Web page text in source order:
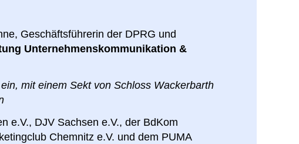
Geschäftsführerin der DPRG und
Unternehmenskommunikation &
mit einem Sekt von Schloss Wackerbarth
e.V., DJV Sachsen e.V., der BdKom
Chemnitz e.V. und dem PUMA